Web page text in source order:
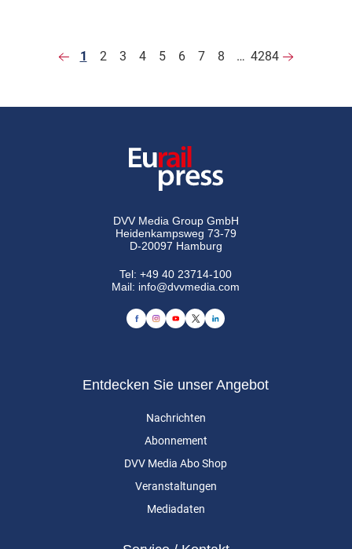
1 2 3 4 5 6 7 8 … 4284
DVV Media Group GmbH
Heidenkampsweg 73-79
D-20097 Hamburg
Tel:+49 40 23714-100
Mail: info@dvvmedia.com
Entdecken Sie unser Angebot
Nachrichten
Abonnement
DVV Media Abo Shop
Veranstaltungen
Mediadaten